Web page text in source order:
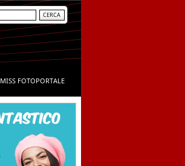
MISS FOTOPORTALE